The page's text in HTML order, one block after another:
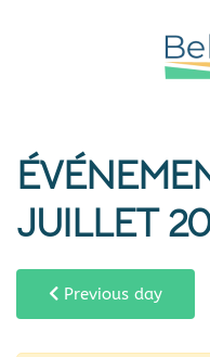
JUILLET
Previous day